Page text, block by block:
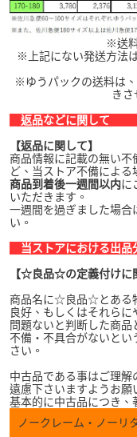
※送
※上記にない発送方法
※ゆうパックの送料は
きさ
返品などに関して
【返品に関して】
商品情報に記載の無い不
ど、当ストア不備による
商品到着後一週間以内に
いただきます。
一週間を過ぎました場合
い。
当ストアにおける出品
【☆良品☆の定義付けに
商品名に☆良品☆とある
良好、もしくはそれら
問題ないと判断した商品
不備・不具合がないとい
さい。
中古品である事はご理
遠慮下さいますようお願
基本的に中古品につき、
ノークレーム・ノーリ